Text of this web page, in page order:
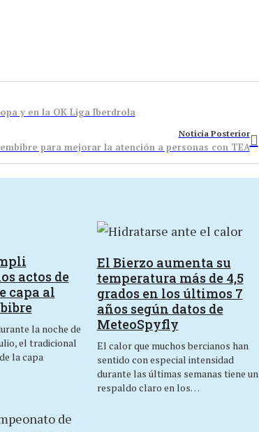
y en la OK Liga Iberdrola
Noticia Posterior
para mejorar la atención a personas con TEA
actos de
capa al
la noche de
el tradicional
la capa
El Bierzo aumenta su
temperatura más de 4,5
grados en los últimos 7
años según datos de
MeteoSpyfly
El calor que muchos bercianos han
sentido con especial intensidad
durante las últimas semanas tiene un
respaldo claro en los…